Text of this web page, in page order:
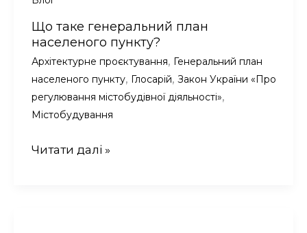
Що таке генеральний план
населеного пункту?
Архітектурне проєктування, Генеральний план
населеного пункту, Глосарій, Закон України «Про
регулювання містобудівної діяльності»,
Містобудування
Що
Читати далі »